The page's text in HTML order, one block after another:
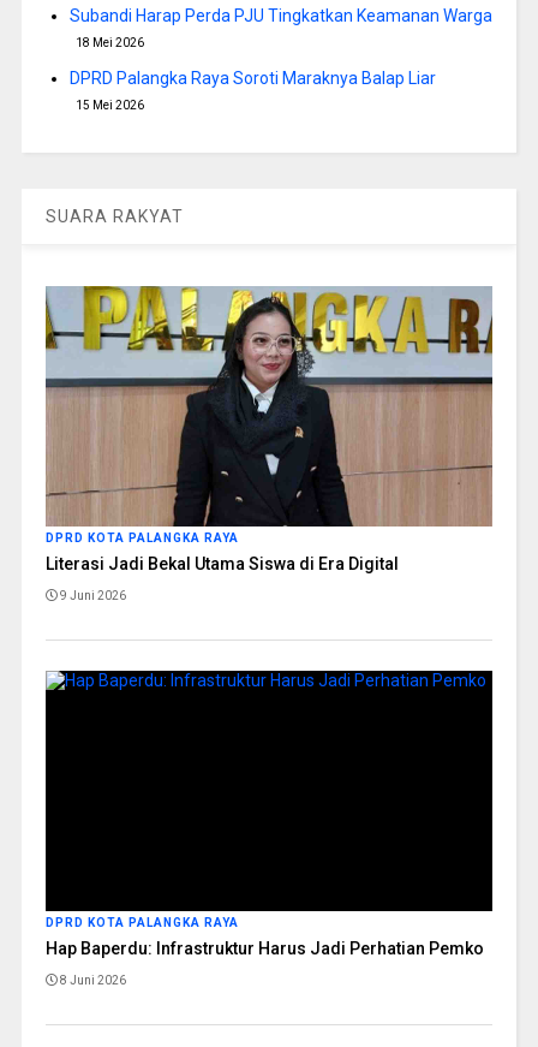
Subandi Harap Perda PJU Tingkatkan Keamanan Warga
18 Mei 2026
DPRD Palangka Raya Soroti Maraknya Balap Liar
15 Mei 2026
SUARA RAKYAT
DPRD KOTA PALANGKA RAYA
Literasi Jadi Bekal Utama Siswa di Era Digital
9 Juni 2026
DPRD KOTA PALANGKA RAYA
Hap Baperdu: Infrastruktur Harus Jadi Perhatian Pemko
8 Juni 2026